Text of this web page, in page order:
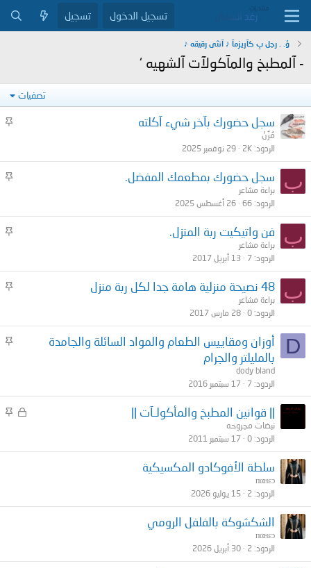
تسجيل الدخول تسجيل
ؤ. . رجل بِ كآريزمآ ♪ آنثى رقيقه ♪
- آلمطبخ والمآكولآت آلشهيه ‘
تصفيات
م
سجل حضورك بآخر شيء آكلته
مُزُنْ
الردود 2K 29 نوفمبر 2025
ب
م
سجل حضورك بمطعمك المفضل.
براءة مشاعر
الردود 66 26 أغسطس 2025
ب
م
فن واتيكيت ربة المنزل.
براءة مشاعر
الردود 7 13 أبريل 2017
ب
م
48 نصيحة منزلية هامة جدا لكل ربة منزل
براءة مشاعر
الردود 0 28 مارس 2017
D
م
أوزان ومقاييس الطعام والمواد السائلة والجامدة
بالمليلتر والجرام
dody bland
الردود 7 17 سبتمبر 2016
م
ق
م
|| قوانين المطبخ والمأكولـآت ||
نبضات مجروحه
الردود 0 17 سبتمبر 2011
سلطة الأفوكادو المكسيكية
пαнεɔ
الردود 2 15 يوليو 2026
الشكشوكة بالفلفل الرومي
пαнεɔ
الردود 2 30 أبريل 2026